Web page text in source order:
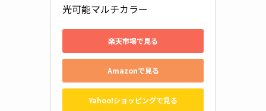
光可能マルチカラー
楽天市場で見る
Amazonで見る
Yahoo!ショッピングで見る